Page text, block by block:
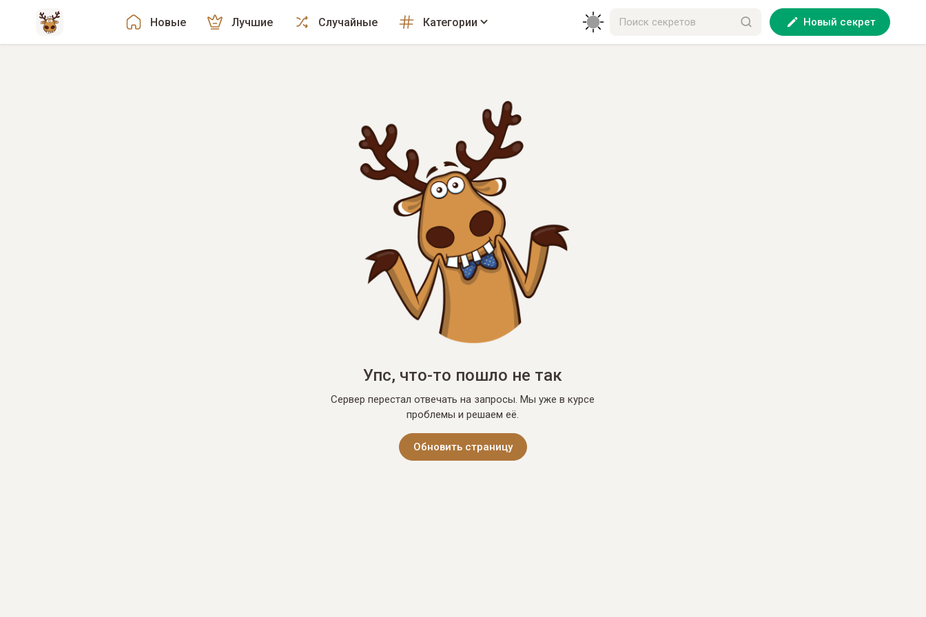
Новые Лучшие Случайные Категории Новый секрет
Упс, что-то пошло не так
Сервер перестал отвечать на запросы. Мы уже в курсе
проблемы и решаем её.
Обновить страницу